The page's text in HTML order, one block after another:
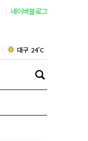
네이버블로그
대구 24˚C
인천 28˚C